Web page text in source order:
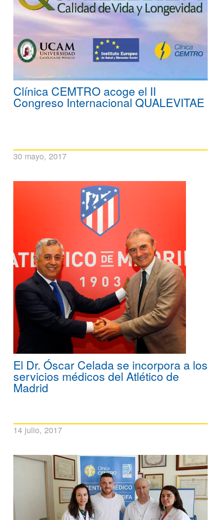
Clínica CEMTRO acoge el II
Congreso Internacional QUALEVITAE
30 mayo, 2017
El Dr. Óscar Celada se incorpora a los
servicios médicos del Atlético de
Madrid
14 julio, 2017